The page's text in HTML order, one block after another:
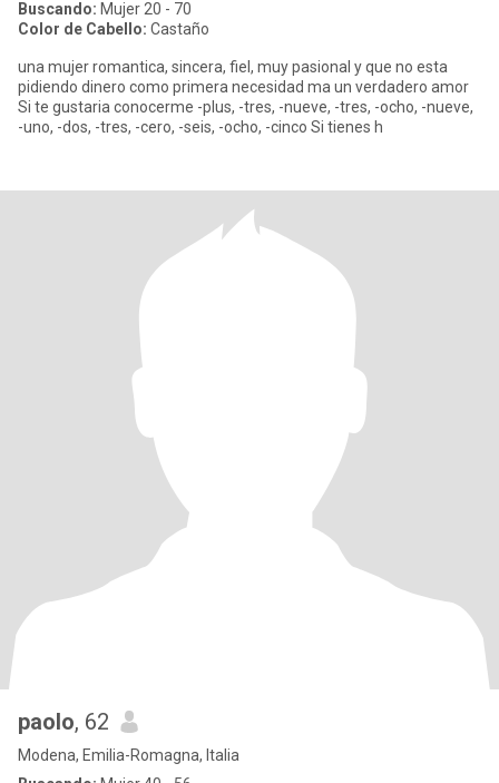
Buscando: Mujer 20 - 70
Color de Cabello: Castaño
una mujer romantica, sincera, fiel, muy pasional y que no esta
pidiendo dinero como primera necesidad ma un verdadero amor
Si te gustaria conocerme -plus, -tres, -nueve, -tres, -ocho, -nueve,
-uno, -dos, -tres, -cero, -seis, -ocho, -cinco Si tienes h
paolo, 62
Modena, Emilia-Romagna, Italia